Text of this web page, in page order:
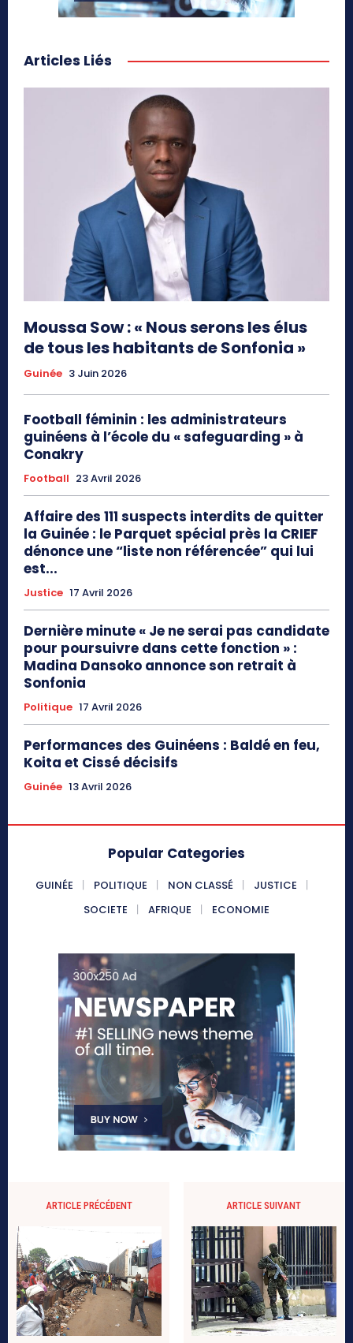
Articles Liés
Moussa Sow : « Nous serons les élus
de tous les habitants de Sonfonia »
Guinée 3 Juin 2026
Football féminin : les administrateurs
guinéens à l’école du « safeguarding » à
Conakry
Football 23 Avril 2026
Affaire des 111 suspects interdits de quitter
la Guinée : le Parquet spécial près la CRIEF
dénonce une “liste non référencée” qui lui
est...
Justice 17 Avril 2026
Dernière minute « Je ne serai pas candidate
pour poursuivre dans cette fonction » :
Madina Dansoko annonce son retrait à
Sonfonia
Politique 17 Avril 2026
Performances des Guinéens : Baldé en feu,
Koita et Cissé décisifs
Guinée 13 Avril 2026
Popular Categories
GUINÉE POLITIQUE NON CLASSÉ
JUSTICE
SOCIETE
AFRIQUE ECONOMIE
ARTICLE PRÉCÉDENT ARTICLE SUIVANT